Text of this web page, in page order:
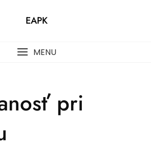
EAPK
MENU
pri